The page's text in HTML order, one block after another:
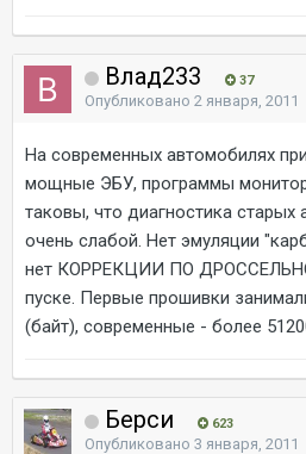
Влад233 37
Опубликовано 2 января, 2011
На современных автомобилях
мощные ЭБУ, программы
таковы, что диагностика старых
очень слабой. Нет эмуляции
нет КОРРЕКЦИИ ПО
пуске. Первые прошивки
(байт), современные - более
Берси 623
Опубликовано 3 января, 2011